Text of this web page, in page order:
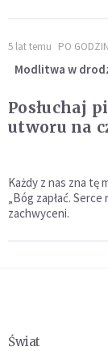
5 lat temu PO
Modlitwa w
Posłuchaj
utworu na
Każdy z nas zna tę
„Bóg zapłać.
zachwyceni.
Świat